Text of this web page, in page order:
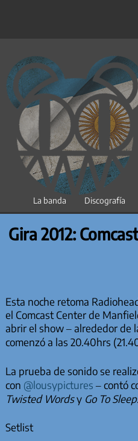
contenido
La banda Discografía
Gira 2012:
Esta noche retoma
el Comcast Center de
abrir el show – alrededor de
comenzó a las 20.40hrs
La prueba de sonido se
con @lousypictures – contó
Twisted Wordsy Go To Sleep.
Setlist